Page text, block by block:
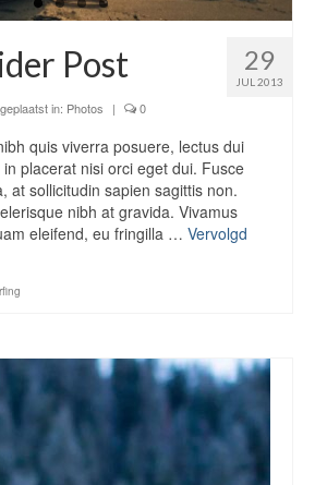
Post
29
JUL 2013
Post
geplaatst in: Photos | 0
quis viverra posuere, lectus dui
placerat nisi orci eget dui. Fusce
at sollicitudin sapien sagittis non.
nibh at gravida. Vivamus
eleifend, eu fringilla … Vervolgd